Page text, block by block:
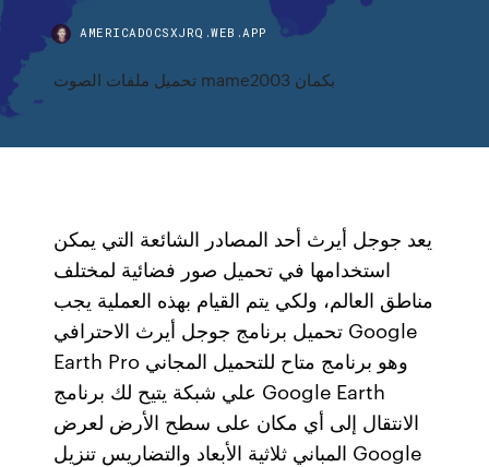
AMERICADOCSXJRQ.WEB.APP
تحميل ملفات الصوت mame2003 بكمان
يعد جوجل أيرث أحد المصادر الشائعة التي يمكن
استخدامها في تحميل صور فضائية لمختلف
مناطق العالم، ولكي يتم القيام بهذه العملية يجب
تحميل برنامج جوجل أيرث الاحترافي Google
Earth Pro وهو برنامج متاح للتحميل المجاني
علي شبكة يتيح لك برنامج Google Earth
الانتقال إلى أي مكان على سطح الأرض لعرض
المباني ثلاثية الأبعاد والتضاريس تنزيل Google